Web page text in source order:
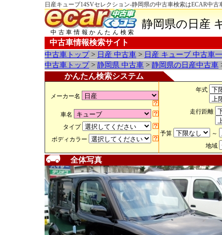
日産キューブ14SVセレクション-静岡県の中古車検索はECAR中古
中古車情報かんたん検索
静岡県の日産
中古車情報検索サイト
中古車トップ> 日産 中古車 > 日産 キューブ 中古車
中古車トップ> 静岡県 中古車 > 静岡県の日産中古車
かんたん検索システム
メーカー名
車名
タイプ
ボディカラー
年式
走行距離
予算
～
地域
全体写真